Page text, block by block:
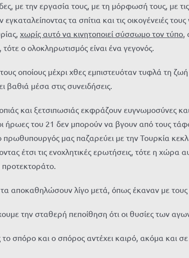
με την εργασία τους, με τη μόρφωσή τους, με
τα σπίτια και τις οικογένειές
χωρίς αυτό να κινητοποιεί σύσσωμο τον τύπο,
ο ολοκληρωτισμός είναι ένα γεγονός.
οποίους μέχρι χθες εμπιστευόταν τυφλά τη ζωή
μέσα στις συνειδήσεις.
και ξετσιπωσιάς εκφράζουν ευγνωμοσύνες
του 21 δεν μπορούν να βγουν από τους
μας παζαρεύει με την Τουρκία
έτσι τις ενοχλητικές ερωτήσεις, τότε η χώρα
αποκαθηλώσουν λίγο μετά, όπως έκαναν με
την σταθερή πεποίθηση ότι οι θυσίες των
σπόρο και ο σπόρος αντέχει καιρό, ακόμα και